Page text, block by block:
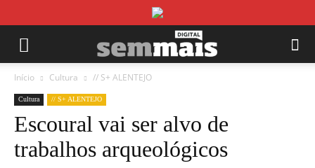
Início Cultura // S+ ALENTEJO
Cultura // S+ ALENTEJO
Escoural vai ser alvo de
trabalhos arqueológicos